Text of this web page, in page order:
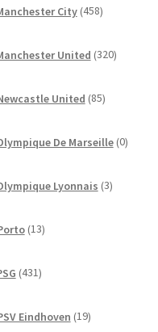
City 458izdelkov
United 320izdelkov
United 85izdelkov
De Marseille 0
Lyonnais 3izdelki
13izdelkov
431izdelkov
Eindhoven 19izdelkov